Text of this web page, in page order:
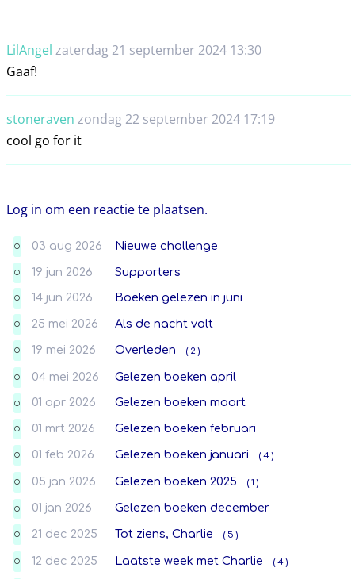
LilAngel zaterdag 21 september 2024 13:30
Gaaf!
stoneraven zondag 22 september 2024 17:19
cool go for it
Log in om een reactie te plaatsen.
O 03 aug 2026 Nieuwe challenge
O 19 jun 2026 Supporters
O 14 jun 2026 Boeken gelezen in juni
O 25 mei 2026 Als de nacht valt
O 19 mei 2026 Overleden ( 2 )
O 04 mei 2026 Gelezen boeken april
O 01 apr 2026 Gelezen boeken maart
O 01 mrt 2026 Gelezen boeken februari
O 01 feb 2026 Gelezen boeken januari ( 4 )
O 05 jan 2026 Gelezen boeken 2025 ( 1 )
O 01 jan 2026 Gelezen boeken december
O 21 dec 2025 Tot ziens, Charlie ( 5 )
O 12 dec 2025 Laatste week met Charlie ( 4 )